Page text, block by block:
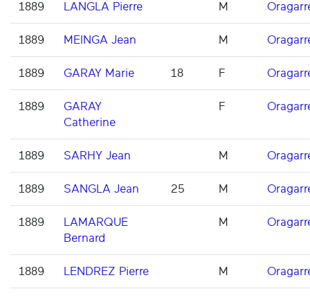
1889 LANGLA Pierre M
1889 MEINGA Jean M
1889 GARAY Marie 18 F
1889
GARAY
Catherine
F
1889 SARHY Jean M
1889 SANGLA Jean 25 M
1889
LAMARQUE
Bernard
M
1889 LENDREZ Pierre M